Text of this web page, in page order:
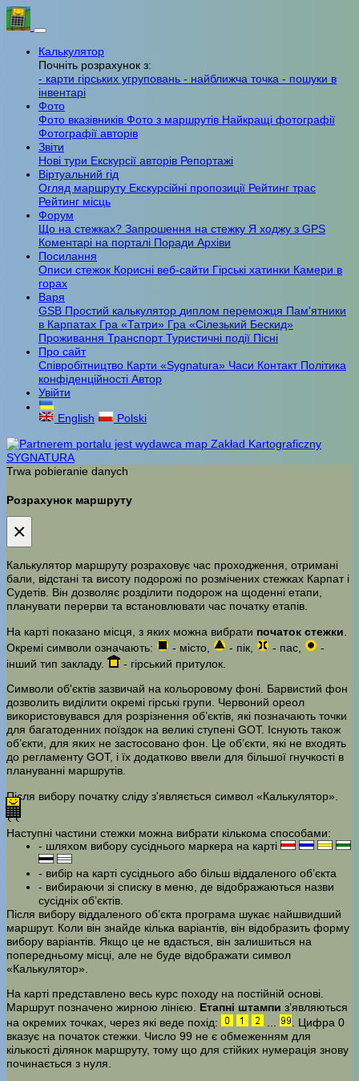
Калькулятор
Почніть розрахунок з:
- карти гірських угруповань - найближча точка - пошуки в
інвентарі
Фото
Фото вказівників Фото з маршрутів Найкращі фотографії
Фотографії авторів
Звіти
Нові тури Екскурсії авторів Репортажі
Віртуальний гід
Огляд маршруту Екскурсійні пропозиції Рейтинг трас
Рейтинг місць
Форум
Що на стежках? Запрошення на стежку Я ходжу з GPS
Коментарі на порталі Поради Архіви
Посилання
Описи стежок Корисні веб-сайти Гірські хатинки Камери в
горах
Варя
GSB Простий калькулятор диплом переможця Пам'ятники
в Карпатах Гра «Татри» Гра «Сілезький Бескид»
Проживання ТранспортТуристичні події Пісні
Про сайт
Співробітництво Карти «Sygnatura» Часи Контакт Політика
конфіденційності Автор
Увійти
English
Polski
Trwa pobieranie danych
Розрахунок маршруту
×
Калькулятор маршруту розраховує час проходження, отримані
бали, відстані та висоту подорожі по розмічених стежках Карпат і
Судетів. Він дозволяє розділити подорож на щоденні етапи,
планувати перерви та встановлювати час початку етапів.
На карті показано місця, з яких можна вибрати початок стежки
Окремі символи означають:
- місто, - пік, - пас,
-
інший тип закладу.
- гірський притулок.
Символи об'єктів зазвичай на кольоровому фоні. Барвистий фон
дозволить виділити окремі гірські групи. Червоний ореол
використовувався для розрізнення об’єктів, які позначають точки
для багатоденних поїздок на великі ступені GOT. Існують також
об’єкти, для яких не застосовано фон. Це об’єкти, які не входять
до регламенту GOT, і їх додатково ввели для більшої гнучкості в
плануванні маршрутів.
Після вибору початку сліду з'являється символ «Калькулятор».
Наступні частини стежки можна вибрати кількома способами:
- шляхом вибору сусіднього маркера на карті
- вибір на карті сусіднього або більш віддаленого об’єкта
- вибираючи зі списку в меню, де відображаються назви
сусідніх об’єктів.
Після вибору віддаленого об’єкта програма шукає найшвидший
маршрут. Коли він знайде кілька варіантів, він відобразить форму
вибору варіантів. Якщо це не вдасться, він залишиться на
попередньому місці, але не буде відображати символ
«Калькулятор».
На карті представлено весь курс походу на постійній основі.
Маршрут позначено жирною лінією. Етапні штампи з’являються
на окремих точках, через які веде похід:
. Цифра 0
вказує на початок стежки. Число 99 не є обмеженням для
кількості ділянок маршруту, тому що для стійких нумерація знову
починається з нуля.